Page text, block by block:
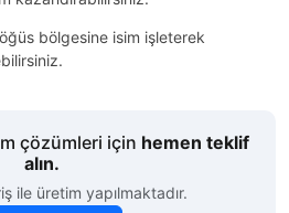
bölgesine isim işleterek
çözümleri için hemen teklif
alın.
ile üretim yapılmaktadır.